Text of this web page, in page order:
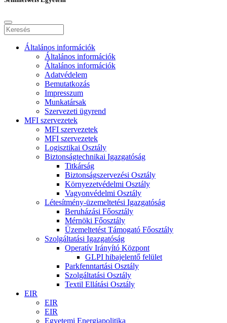
Általános információk
Általános információk
Általános információk
Adatvédelem
Bemutatkozás
Impresszum
Munkatársak
Szervezeti ügyrend
MFI szervezetek
MFI szervezetek
MFI szervezetek
Logisztikai Osztály
Biztonságtechnikai Igazgatóság
Titkárság
Biztonságszervezési Osztály
Környezetvédelmi Osztály
Vagyonvédelmi Osztály
Létesítmény-üzemeltetési Igazgatóság
Beruházási Főosztály
Mérnöki Főosztály
Üzemeltetést Támogató Főosztály
Szolgáltatási Igazgatóság
Operatív Irányító Központ
GLPI hibajelentő felület
Parkfenntartási Osztály
Szolgáltatási Osztály
Textil Ellátási Osztály
EIR
EIR
EIR
Egyetemi Energiapolitika